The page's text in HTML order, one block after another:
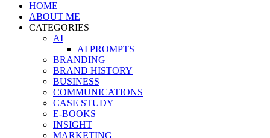
HOME
ABOUT ME
CATEGORIES
AI
AI PROMPTS
BRANDING
BRAND HISTORY
BUSINESS
COMMUNICATIONS
CASE STUDY
E-BOOKS
INSIGHT
MARKETING